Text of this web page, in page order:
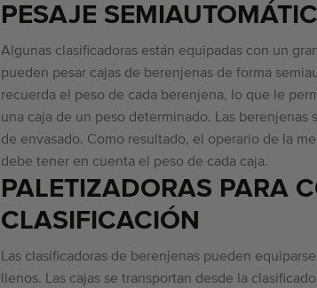
PESAJE
Algunas clasificadoras están equipadas con un
pueden pesar cajas de berenjenas de forma
recuerda el peso de cada berenjena, lo que le
una caja de un peso determinado. Las
de envasado. Como resultado, el operario de la
debe tener en cuenta el peso de cada caja.
PALETIZADORAS PARA
CLASIFICACIÓN
Las clasificadoras de berenjenas pueden
llenos. Las cajas se transportan desde la